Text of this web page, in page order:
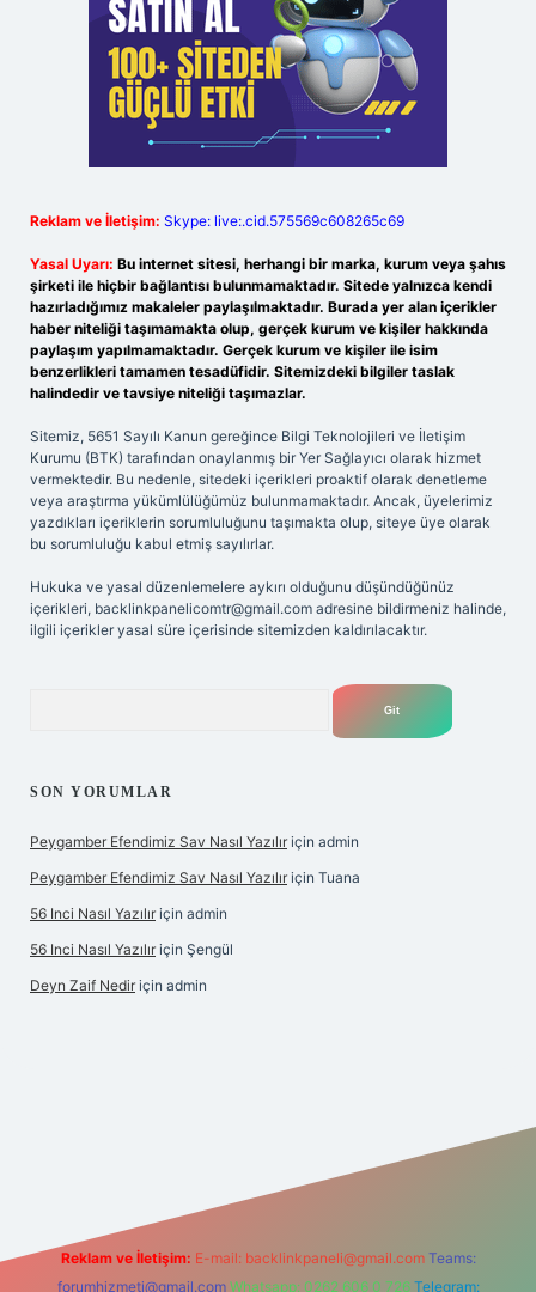
Reklam ve İletişim: Skype: live:.cid.575569c608265c69
Yasal Uyarı: Bu internet sitesi, herhangi bir marka, kurum veya şahıs
şirketi ile hiçbir bağlantısı bulunmamaktadır. Sitede yalnızca kendi
hazırladığımız makaleler paylaşılmaktadır. Burada yer alan içerikler
haber niteliği taşımamakta olup, gerçek kurum ve kişiler hakkında
paylaşım yapılmamaktadır. Gerçek kurum ve kişiler ile isim
benzerlikleri tamamen tesadüfidir. Sitemizdeki bilgiler taslak
halindedir ve tavsiye niteliği taşımazlar.
Sitemiz, 5651 Sayılı Kanun gereğince Bilgi Teknolojileri ve İletişim
Kurumu (BTK) tarafından onaylanmış bir Yer Sağlayıcı olarak hizmet
vermektedir. Bu nedenle, sitedeki içerikleri proaktif olarak denetleme
veya araştırma yükümlülüğümüz bulunmamaktadır. Ancak, üyelerimiz
yazdıkları içeriklerin sorumluluğunu taşımakta olup, siteye üye olarak
bu sorumluluğu kabul etmiş sayılırlar.
Hukuka ve yasal düzenlemelere aykırı olduğunu düşündüğünüz
içerikleri, backlinkpanelicomtr@gmail.com adresine bildirmeniz halinde,
ilgili içerikler yasal süre içerisinde sitemizden kaldırılacaktır.
SON YORUMLAR
Peygamber Efendimiz Sav Nasıl Yazılır için admin
Peygamber Efendimiz Sav Nasıl Yazılır için Tuana
56 Inci Nasıl Yazılır için admin
56 Inci Nasıl Yazılır için Şengül
Deyn Zaif Nedir için admin
Reklam ve İletişim: E-mail: backlinkpaneli@gmail.com Teams:
forumhizmeti@gmail.com Whatsapp: 0262 606 0 726 Telegram: